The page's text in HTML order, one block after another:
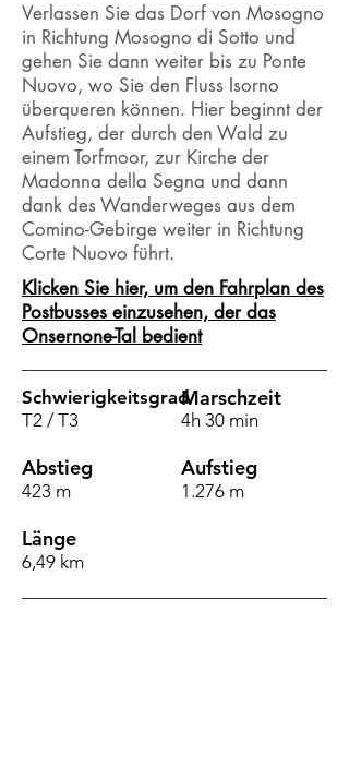
Verlassen Sie das Dorf von Mosogno
in Richtung Mosogno di Sotto und
gehen Sie dann weiter bis zu Ponte
Nuovo, wo Sie den Fluss Isorno
überqueren können. Hier beginnt der
Aufstieg, der durch den Wald zu
einem Torfmoor, zur Kirche der
Madonna della Segna und dann
dank des Wanderweges aus dem
Comino-Gebirge weiter in Richtung
Corte Nuovo führt.
Klicken Sie hier, um den Fahrplan des
Postbusses einzusehen, der das
Onsernone-Tal bedient
Marschzeit
Schwierigkeitsgrad
4h 30 min
T2 / T3
Aufstieg
Abstieg
1.276 m
423 m
Länge
6,49 km